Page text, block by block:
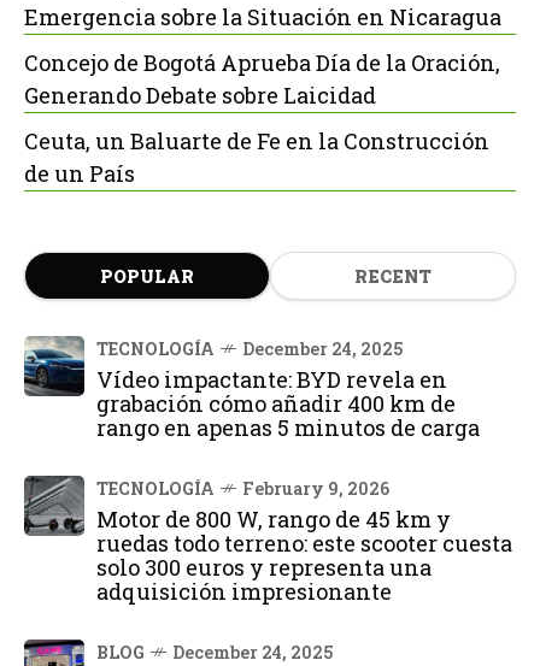
Emergencia sobre la Situación en Nicaragua
Concejo de Bogotá Aprueba Día de la Oración,
Generando Debate sobre Laicidad
Ceuta, un Baluarte de Fe en la Construcción
de un País
POPULAR RECENT
TECNOLOGÍA December 24, 2025
Vídeo impactante: BYD revela en
grabación cómo añadir 400 km de
rango en apenas 5 minutos de carga
TECNOLOGÍA February 9, 2026
Motor de 800 W, rango de 45 km y
ruedas todo terreno: este scooter cuesta
solo 300 euros y representa una
adquisición impresionante
BLOG December 24, 2025